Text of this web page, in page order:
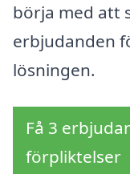
börja med att
erbjudanden
lösningen.
Få 3
förpliktelser